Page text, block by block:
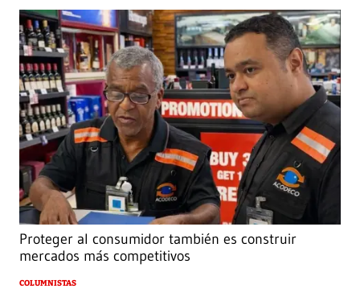
Proteger al consumidor también es construir
mercados más competitivos
COLUMNISTAS